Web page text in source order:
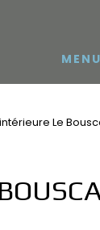
Le